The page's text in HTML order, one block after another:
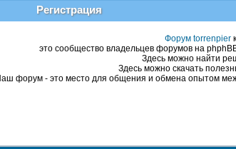
Регистрация
Форум torrenpier
это сообщество владельцев форумов на
Здесь можно найти
Здесь можно скачать
форум - это место для общения и обмена опытом